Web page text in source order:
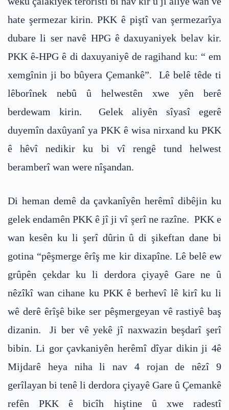
hate şermezar kirin. PKK ê piştî van şermezarîya
dubare li ser navê HPG ê daxuyaniyek belav kir.
PKK ê-HPG ê di daxuyaniyê de ragihand ku: “ em
xemgînin ji bo bûyera Çemankê”. Lê belê têde ti
lêborînek nebû û helwestên xwe yên berê
berdewam kirin. Gelek aliyên sîyasî egerê
duyemîn daxûyanî ya PKK ê wisa nirxand ku PKK
ê hêvî nedikir ku bi vî rengê tund helwest
beramberî wan were nîşandan.
Di heman demê da çavkanîyên herêmî dibêjin ku
gelek endamên PKK ê jî ji vî şerî ne razîne. PKK e
wan kesên ku li şerî dûrin û di şikeftan dane bi
gotina “pêşmerge êrîş me kir dixapîne. Lê belê ew
grûpên çekdar ku li derdora çiyayê Gare ne û
nêzîkî wan cihane ku PKK ê berhevî lê kirî ku li
wê derê êrîşê bike ser pêşmergeyan vê rastiyê baş
dizanin. Ji ber vê yekê jî naxwazin beşdarî şerî
bibin. Li gor çavkaniyên herêmî dîyar dikin ji 4ê
Mijdarê heya niha li nav 4 rojan de nêzî 9
gerîlayan bi tenê li derdora çiyayê Gare û Çemankê
refên PKK ê bicîh hiştine û xwe radestî